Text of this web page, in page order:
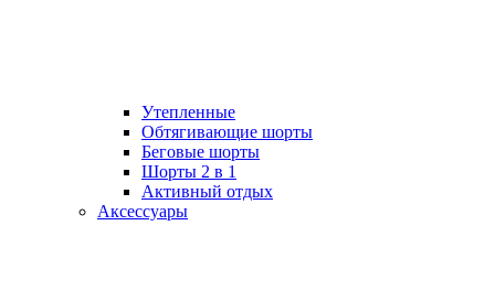
Утепленные
Обтягивающие шорты
Беговые шорты
Шорты 2 в 1
Активный отдых
Аксессуары